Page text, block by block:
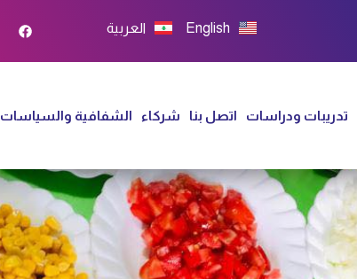
English العربية
تدريبات ودراسات اتصل بنا شركاء الشفافية والسياسات